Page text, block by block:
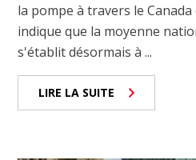
la pompe à travers le
indique que la moyenne
s'établit désormais à ...
LIRE LA SUITE